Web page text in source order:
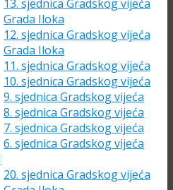
13. sjednica Gradskog vijeća
Grada Iloka
12. sjednica Gradskog vijeća
Grada Iloka
11. sjednica Gradskog vijeća
10. sjednica Gradskog vijeća
9. sjednica Gradskog vijeća
8. sjednica Gradskog vijeća
7. sjednica Gradskog vijeća
6. sjednica Gradskog vijeća
20. sjednica Gradskog vijeća